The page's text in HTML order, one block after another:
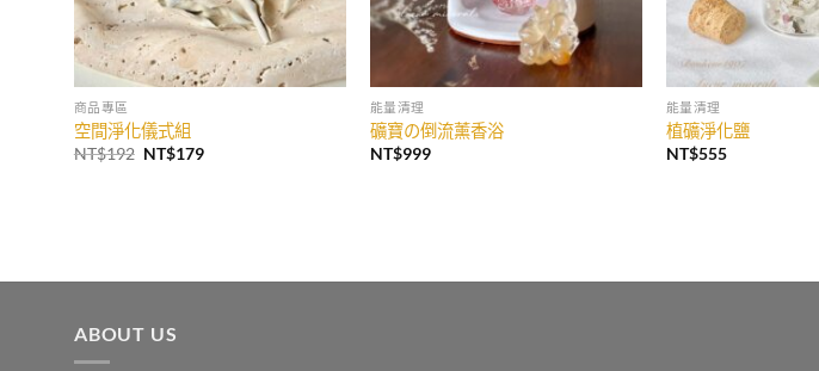
商品專區
空間淨化儀式組
NT$192 原
NT$179目
能量清理
礦寶の倒流薰香浴
NT$999
能量清理
植礦淨化鹽
NT$555
ABOUT US